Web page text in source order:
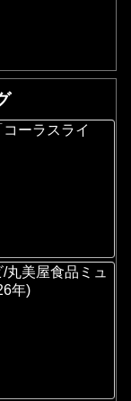
コーラスライ
丸美屋食品ミュ
年)